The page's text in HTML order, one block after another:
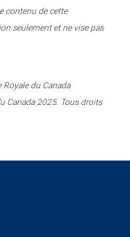
contenu de cette
seulement et ne vise pas
Royale du Canada
Canada 2025. Tous droits